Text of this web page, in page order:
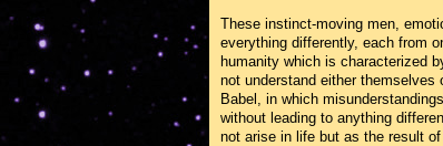
These instinct-moving men,
everything differently, each from
humanity which is characterized
not understand either
Babel, in which
without leading to anything
not arise in life but as the result of